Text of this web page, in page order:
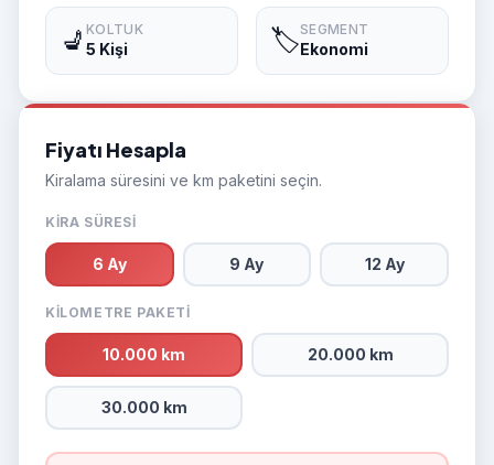
💺 KOLTUK
5 Kişi 🏷️SEGMENT
Ekonomi
Fiyatı Hesapla
Kiralama süresini ve km paketini seçin.
KIRA SÜRESI
6 Ay 9 Ay 12 Ay
KILOMETRE PAKETI
10.000 km 20.000 km
30.000 km